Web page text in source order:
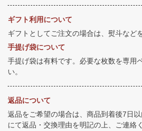
ギフト利用について
ギフトとしてご注文の場合は、熨斗など
手提げ袋について
手提げ袋は有料です。必要な枚数を専用
い。
返品について
返品をご希望の場合は、商品到着後7日
にて返品・交換理由を明記の上、ご連絡